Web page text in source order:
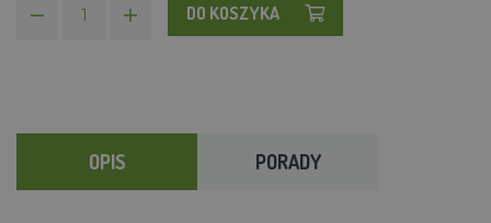
DO KOSZYKA
OPIS PORADY